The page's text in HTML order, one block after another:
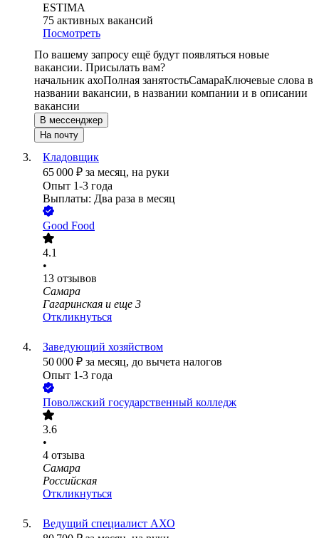
ESTIMA
75 активных вакансий
Посмотреть
По вашему запросу ещё будут появляться новые
вакансии. Присылать вам?
начальник ахоПолная занятостьСамараКлючевые слова в
названии вакансии, в названии компании и в описании
вакансии
В мессенджер
На почту
Кладовщик
65 000 ₽ за месяц, на руки
Опыт 1-3 года
Выплаты: Два раза в месяц
Good Food
4.1
•
13 отзывов
Самара
Гагаринская и еще 3
Откликнуться
Заведующий хозяйством
50 000 ₽ за месяц, до вычета налогов
Опыт 1-3 года
Поволжский государственный колледж
3.6
•
4 отзыва
Самара
Российская
Откликнуться
Ведущий специалист АХО